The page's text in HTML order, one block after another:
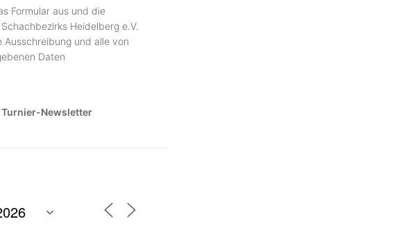
Formular aus und die
Heidelberg e.V.
Ausschreibung und alle von
Daten
Newsletter